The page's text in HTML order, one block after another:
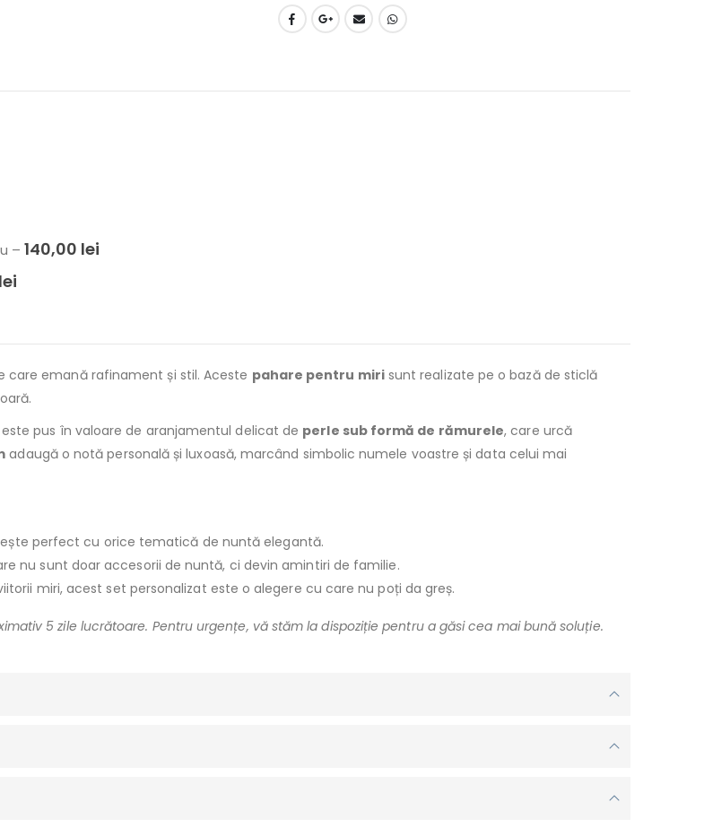
– 140,00 lei
lei
care emană rafinament și stil. Aceste pahare pentru mirisunt realizate pe o bază de sticlă
pus în valoare de aranjamentul delicat de perle sub formă de rămurele, care urcă
adaugă o notă personală și luxoasă, marcând simbolic numele voastre și data celui mai
perfect cu orice tematică de nuntă elegantă.
nu sunt doar accesorii de nuntă, ci devin amintiri de familie.
miri, acest set personalizat este o alegere cu care nu poți da greș.
5 zile lucrătoare. Pentru urgențe, vă stăm la dispoziție pentru a găsi cea mai bună soluție.